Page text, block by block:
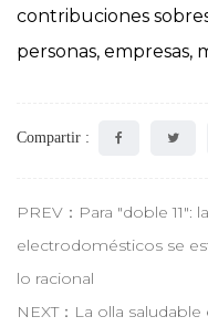
contribuciones
personas, empresas,
Compartir :
PREV：Para "doble 11":
electrodomésticos se
lo racional
NEXT：La olla